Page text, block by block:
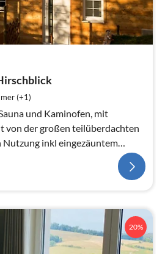
(+1)
von der großen teilüberdachten
Nutzung inkl eingezäuntem
20%